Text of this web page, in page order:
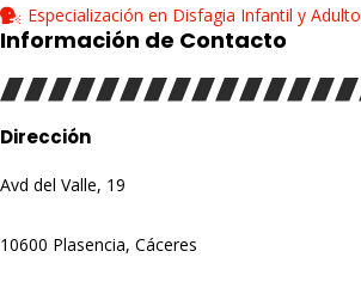
Especialización en Disfagia Infantil y Adulto
Información de Contacto
Dirección
Avd del Valle, 19
10600 Plasencia, Cáceres